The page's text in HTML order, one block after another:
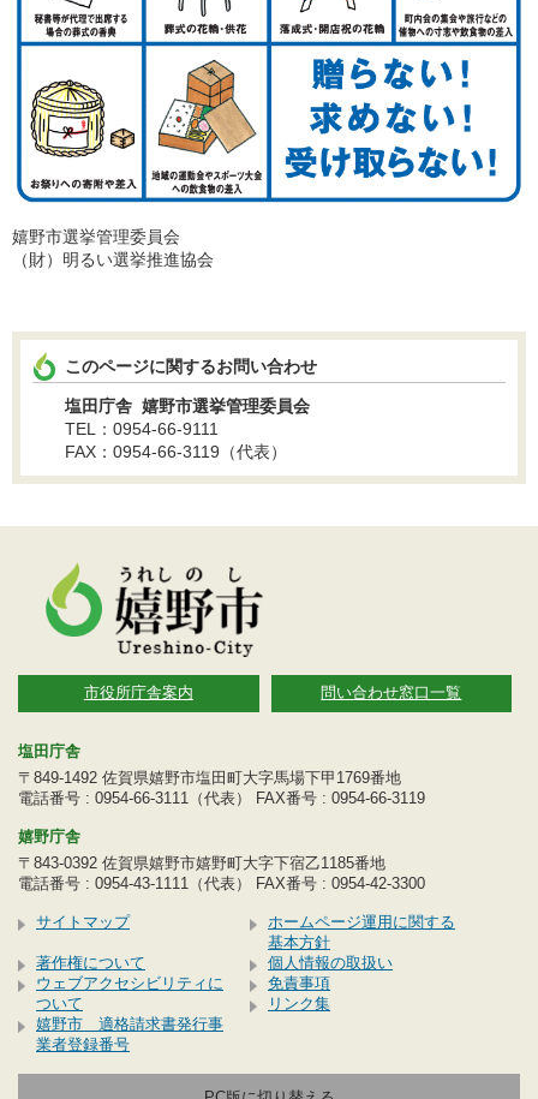
嬉野市選挙管理委員会
（財）明るい選挙推進協会
このページに関するお問い合わせ
塩田庁舎 嬉野市選挙管理委員会
TEL：0954-66-9111
FAX：0954-66-3119（代表）
市役所庁舎案内 問い合わせ窓口一覧
塩田庁舎
〒849-1492 佐賀県嬉野市塩田町大字馬場下甲1769番地
電話番号 : 0954-66-3111（代表） FAX番号 : 0954-66-3119
嬉野庁舎
〒843-0392 佐賀県嬉野市嬉野町大字下宿乙1185番地
電話番号 : 0954-43-1111（代表） FAX番号 : 0954-42-3300
サイトマップ
ホームページ運用に関する
基本方針
著作権について
個人情報の取扱い
ウェブアクセシビリティに
ついて
免責事項
リンク集
嬉野市 適格請求書発行事
業者登録番号